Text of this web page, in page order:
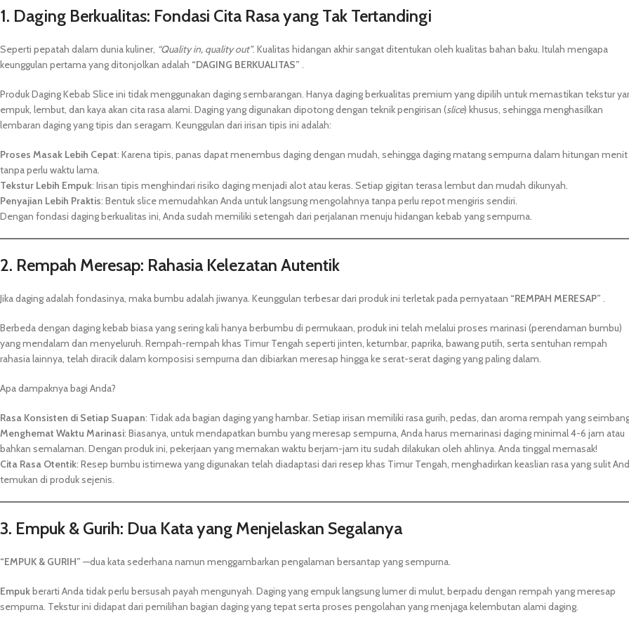
1. Daging Berkualitas: Fondasi Cita Rasa yang Tak Tertandingi
Seperti pepatah dalam dunia kuliner, “Quality in, quality out”. Kualitas hidangan akhir sangat ditentukan oleh kualitas bahan baku. Itulah mengapa
keunggulan pertama yang ditonjolkan adalah “DAGING BERKUALITAS” .
Produk Daging Kebab Slice ini tidak menggunakan daging sembarangan. Hanya daging berkualitas premium yang dipilih untuk memastikan tekstur
empuk, lembut, dan kaya akan cita rasa alami. Daging yang digunakan dipotong dengan teknik pengirisan (slice) khusus, sehingga menghasilkan
lembaran daging yang tipis dan seragam. Keunggulan dari irisan tipis ini adalah:
Proses Masak Lebih Cepat: Karena tipis, panas dapat menembus daging dengan mudah, sehingga daging matang sempurna dalam hitungan menit
tanpa perlu waktu lama.
Tekstur Lebih Empuk: Irisan tipis menghindari risiko daging menjadi alot atau keras. Setiap gigitan terasa lembut dan mudah dikunyah.
Penyajian Lebih Praktis: Bentuk slice memudahkan Anda untuk langsung mengolahnya tanpa perlu repot mengiris sendiri.
Dengan fondasi daging berkualitas ini, Anda sudah memiliki setengah dari perjalanan menuju hidangan kebab yang sempurna.
2. Rempah Meresap: Rahasia Kelezatan Autentik
Jika daging adalah fondasinya, maka bumbu adalah jiwanya. Keunggulan terbesar dari produk ini terletak pada pernyataan “REMPAH MERESAP” .
Berbeda dengan daging kebab biasa yang sering kali hanya berbumbu di permukaan, produk ini telah melalui proses marinasi (perendaman bumbu)
yang mendalam dan menyeluruh. Rempah-rempah khas Timur Tengah seperti jinten, ketumbar, paprika, bawang putih, serta sentuhan rempah
rahasia lainnya, telah diracik dalam komposisi sempurna dan dibiarkan meresap hingga ke serat-serat daging yang paling dalam.
Apa dampaknya bagi Anda?
Rasa Konsisten di Setiap Suapan: Tidak ada bagian daging yang hambar. Setiap irisan memiliki rasa gurih, pedas, dan aroma rempah yang
Menghemat Waktu Marinasi: Biasanya, untuk mendapatkan bumbu yang meresap sempurna, Anda harus memarinasi daging minimal 4-6 jam atau
bahkan semalaman. Dengan produk ini, pekerjaan yang memakan waktu berjam-jam itu sudah dilakukan oleh ahlinya. Anda tinggal memasak!
Cita Rasa Otentik: Resep bumbu istimewa yang digunakan telah diadaptasi dari resep khas Timur Tengah, menghadirkan keaslian rasa yang sulit
temukan di produk sejenis.
3. Empuk & Gurih: Dua Kata yang Menjelaskan Segalanya
“EMPUK & GURIH” —dua kata sederhana namun menggambarkan pengalaman bersantap yang sempurna.
Empukberarti Anda tidak perlu bersusah payah mengunyah. Daging yang empuk langsung lumer di mulut, berpadu dengan rempah yang meresap
sempurna. Tekstur ini didapat dari pemilihan bagian daging yang tepat serta proses pengolahan yang menjaga kelembutan alami daging.